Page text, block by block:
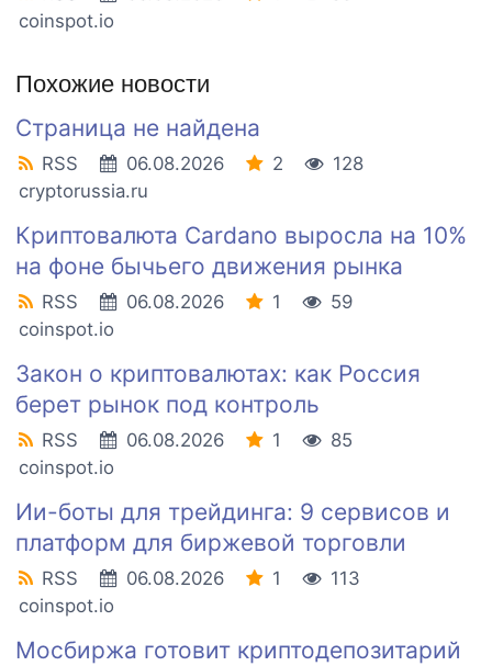
coinspot.io
Похожие новости
Страница не найдена
RSS 06.08.2026 2
128
cryptorussia.ru
Криптовалюта Cardano выросла на 10%
на фоне бычьего движения рынка
RSS 06.08.2026 1
59
coinspot.io
Закон о криптовалютах: как Россия
берет рынок под контроль
RSS 06.08.2026 1
85
coinspot.io
Ии-боты для трейдинга: 9 сервисов и
платформ для биржевой торговли
RSS 06.08.2026 1
113
coinspot.io
Мосбиржа готовит криптодепозитарий